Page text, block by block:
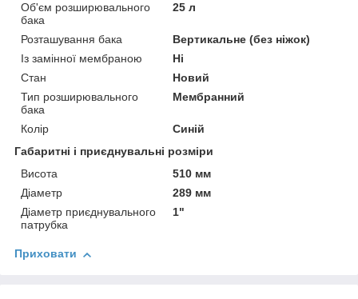
Об'єм розширювального
бака
25 л
Розташування бака
Вертикальне (без ніжок)
Із замінної мембраною
Ні
Стан
Новий
Тип розширювального
бака
Мембранний
Колір
Синій
Габаритні і приєднувальні розміри
Висота
510 мм
Діаметр
289 мм
Діаметр приєднувального
патрубка
1"
Приховати